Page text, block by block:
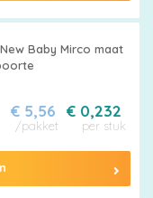
Baby Mirco maat
€ 0,232
per stuk
€ 5,56
/pakket